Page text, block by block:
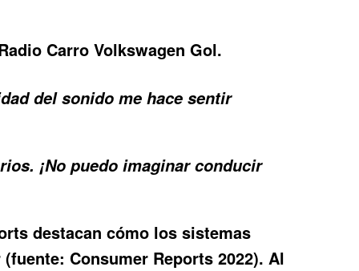
Carro Volkswagen Gol.
del sonido me hace sentir
¡No puedo imaginar conducir
destacan cómo los sistemas
Consumer Reports 2022). Al